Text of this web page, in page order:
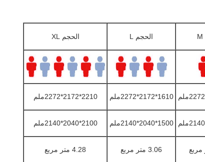
الحجم L الحجم XL
1610*2172*2272ملم 2210*2172*2272ملم
1500*2040*2140ملم 2100*2040*2140ملم
3.06 متر مربع 4.28 متر مربع